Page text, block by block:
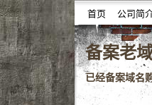
首页 公司简
噆噇已备案域
备案老
已经备案域名